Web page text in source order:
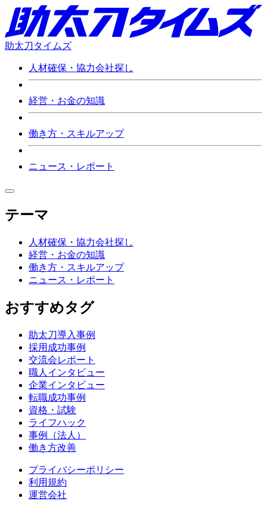
助太刀タイムズ
人材確保・協力会社探し
経営・お金の知識
働き方・スキルアップ
ニュース・レポート
テーマ
人材確保・協力会社探し
経営・お金の知識
働き方・スキルアップ
ニュース・レポート
おすすめタグ
助太刀導入事例
採用成功事例
交流会レポート
職人インタビュー
企業インタビュー
転職成功事例
資格・試験
ライフハック
事例（法人）
働き方改善
プライバシーポリシー
利用規約
運営会社